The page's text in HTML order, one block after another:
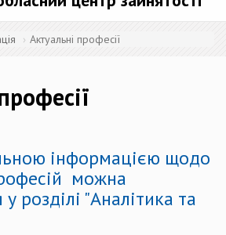
Актуальні професії
інформацією щодо
можна
розділі "Аналітика та